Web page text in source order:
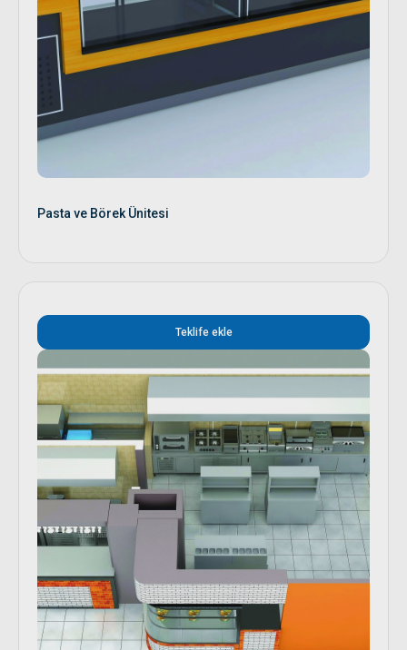
Pasta ve Börek Ünitesi
Teklife ekle